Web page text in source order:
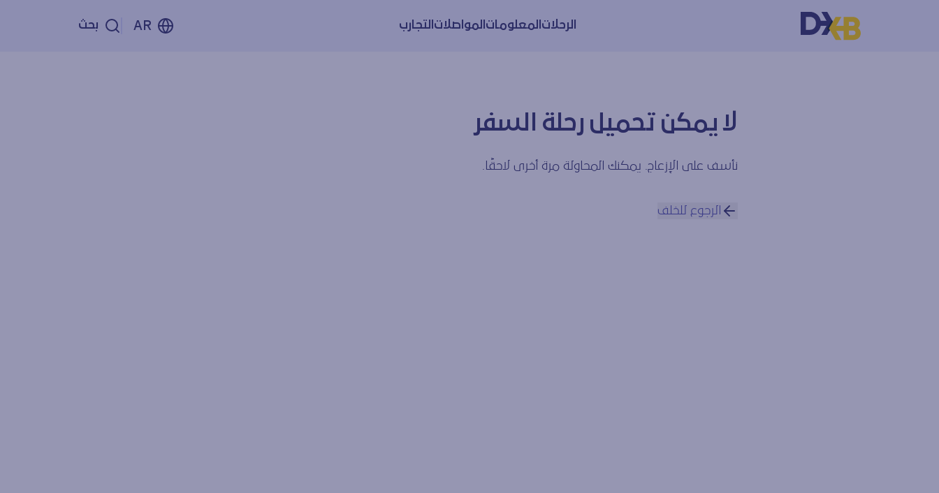
الرحلاتالمعلوماتالمواصلاتالتجارب AR بحث
لا يمكن تحميل رحلة السفر
نأسف على الإزعاج. يمكنك المحاولة مرة أخرى لاحقًا.
الرجوع للخلف